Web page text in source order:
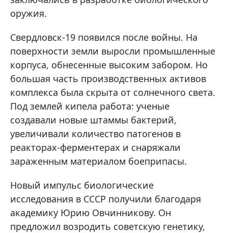
оружия.
Свердловск-19 появился после войны. На
поверхности земли выросли промышленные
корпуса, обнесенные высоким забором. Но
большая часть производственных активов
комплекса была скрыта от солнечного света.
Под землей кипела работа: ученые
создавали новые штаммы бактерий,
увеличивали количество патогенов в
реакторах-ферментерах и снаряжали
зараженным материалом боеприпасы.
Новый импульс биологические
исследования в СССР получили благодаря
академику Юрию Овчинникову. Он
предложил возродить советскую генетику,